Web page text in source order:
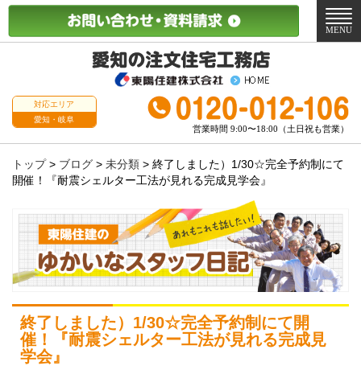
対応エリア
愛知・岐阜
営業時間 9:00〜18:00（土日祝も営業）
メ
ニ
MENU
トップ> ブログ > 未分類 > 終了しました）1/30☆完全予約制にて
開催！『耐震シェルター工法が見れる完成見学会』
終了しました）1/30☆完全予約制にて開
催！『耐震シェルター工法が見れる完成見
学会』